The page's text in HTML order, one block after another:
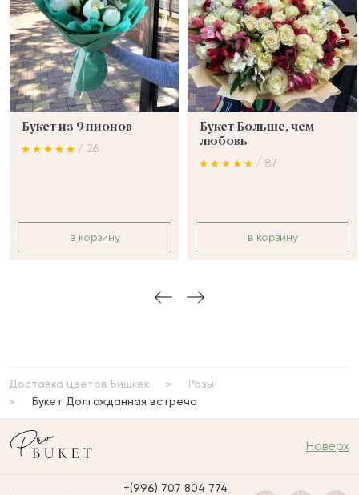
Букет из 9 пионов
/ 26
в корзину
Букет Больше, чем
любовь
/ 87
в корзину
Доставка цветов Бишкек
Розы
Букет Долгожданная встреча
Наверх
+(996) 707 804 774